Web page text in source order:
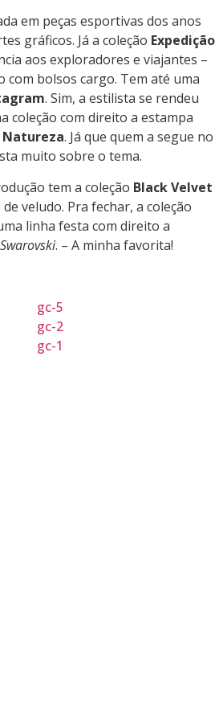
em peças esportivas dos anos
gráficos. Já a coleção Expedição
aos exploradores e viajantes –
com bolsos cargo. Tem até uma
. Sim, a estilista se rendeu
coleção com direito a estampa
Natureza. Já que quem a segue no
muito sobre o tema.
tem a coleção Black Velvet
veludo. Pra fechar, a coleção
linha festa com direito a
Swarovski. – A minha favorita!